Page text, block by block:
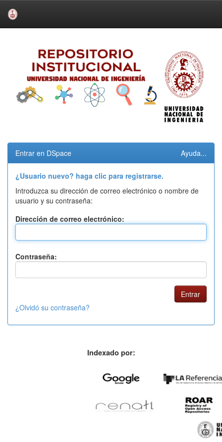
Entrar en DSpace Ayuda...
¿Usuario nuevo? haga clic para registrarse.
Introduzca su dirección de correo electrónico o nombre de
usuario y su contraseña:
Dirección de correo electrónico:
Contraseña:
¿Olvidó su contraseña?
Indexado por: